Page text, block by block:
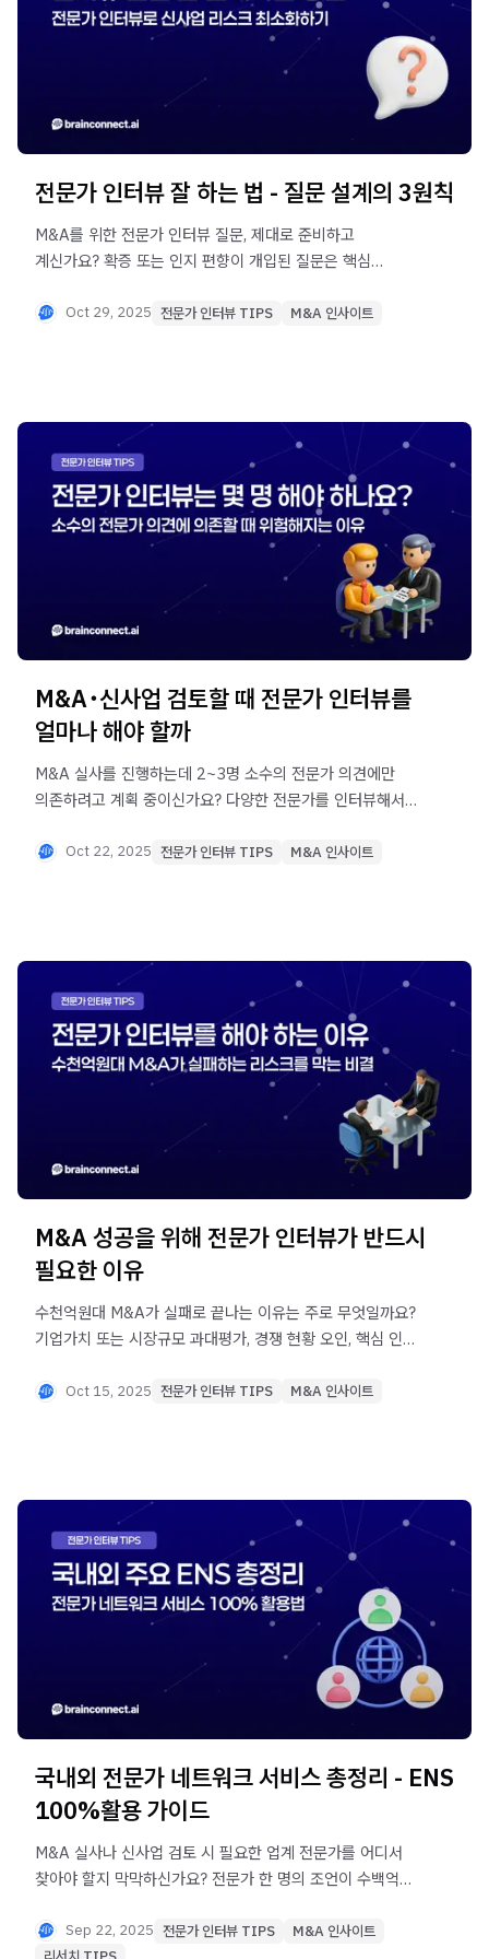
전문가 인터뷰 잘 하는 법 - 질문 설계의 3원칙
M&A를 위한 전문가 인터뷰 질문, 제대로 준비하고
계신가요? 확증 또는 인지 편향이 개입된 질문은 핵심
있습니다. 본 글에서는 편향을 차단하고 객관적 통찰을 얻는
Oct 29, 2025 전문가 인터뷰 TIPS M&A 인사이트
M&A･신사업 검토할 때 전문가 인터뷰를
얼마나 해야 할까
M&A 실사를 진행하는데 2~3명 소수의 전문가 의견에만
의존하려고 계획 중이신가요? 다양한 전문가를 인터뷰해서
시 흔히 저지르는 실수 4가지, 그리고 기존 ENS보다 훨씬
Oct 22, 2025 전문가 인터뷰 TIPS M&A 인사이트
M&A 성공을 위해 전문가 인터뷰가 반드시
필요한 이유
수천억원대 M&A가 실패로 끝나는 이유는 주로 무엇일까요?
기업가치 또는 시장규모 과대평가, 경쟁 현황 오인, 핵심 인력
수 없는 리스크를 사전에 발견하는 M&A 성공 전략을
Oct 15, 2025 전문가 인터뷰 TIPS M&A 인사이트
국내외 전문가 네트워크 서비스 총정리 - ENS
100%활용 가이드
M&A 실사나 신사업 검토 시 필요한 업계 전문가를 어디서
찾아야 할지 막막하신가요? 전문가 한 명의 조언이 수백억
모든 것을 공개합니다. GLG부터 브레인커넥트AI까지 주요
Sep 22, 2025 전문가 인터뷰 TIPS
M&A 인사이트